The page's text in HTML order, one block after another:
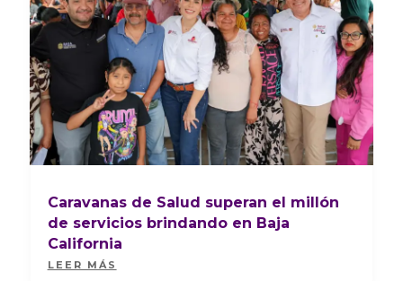
Caravanas de Salud superan el millón
de servicios brindando en Baja
California
LEER MÁS